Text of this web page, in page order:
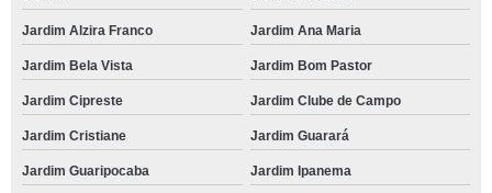
Jardim Alzira Franco Jardim Ana Maria
Jardim Bela Vista Jardim Bom Pastor
Jardim Cipreste Jardim Clube de Campo
Jardim Cristiane Jardim Guarará
Jardim Guaripocaba Jardim Ipanema